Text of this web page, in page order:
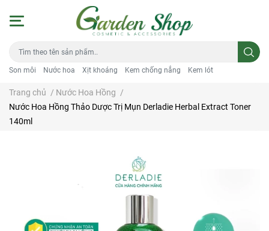
Son môi Nước hoa Xịt khoáng Kem chống nắng Kem lót
Trang chủ / Nước Hoa Hồng /
Nước Hoa Hồng Thảo Dược Trị Mụn Derladie Herbal Extract Toner
140ml